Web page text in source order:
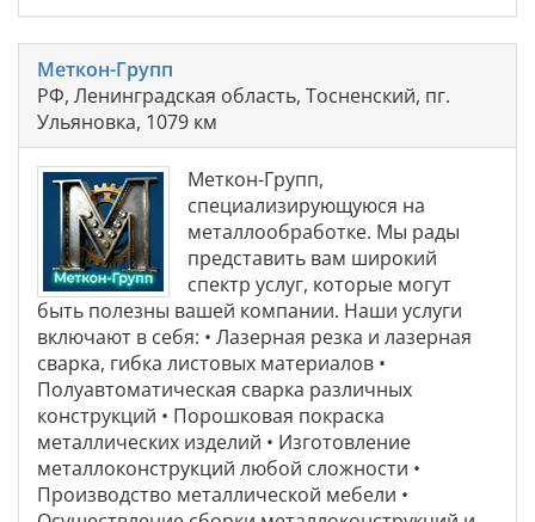
Меткон-Групп
РФ, Ленинградская область, Тосненский, пг.
Ульяновка, 1079 км
Меткон-Групп,
специализирующуюся на
металлообработке. Мы рады
представить вам широкий
спектр услуг, которые могут
быть полезны вашей компании. Наши услуги
включают в себя: • Лазерная резка и лазерная
сварка, гибка листовых материалов •
Полуавтоматическая сварка различных
конструкций • Порошковая покраска
металлических изделий • Изготовление
металлоконструкций любой сложности •
Производство металлической мебели •